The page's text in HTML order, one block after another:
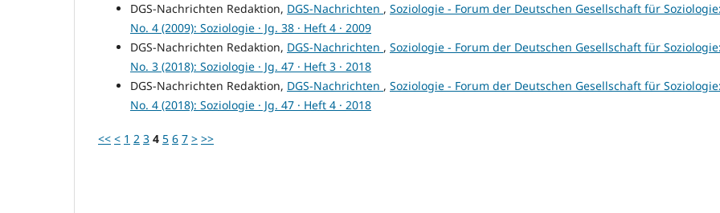
DGS-Nachrichten Redaktion, DGS-Nachrichten , Soziologie - Forum der Deutschen Gesellschaft für Soziologie:
No. 4 (2009): Soziologie · Jg. 38 · Heft 4 · 2009
DGS-Nachrichten Redaktion, DGS-Nachrichten , Soziologie - Forum der Deutschen Gesellschaft für Soziologie:
No. 3 (2018): Soziologie · Jg. 47 · Heft 3 · 2018
DGS-Nachrichten Redaktion, DGS-Nachrichten , Soziologie - Forum der Deutschen Gesellschaft für Soziologie:
No. 4 (2018): Soziologie · Jg. 47 · Heft 4 · 2018
<< < 1 2 3 4 5 6 7 > >>